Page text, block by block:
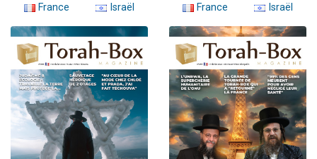
France
Israël
France
Israël